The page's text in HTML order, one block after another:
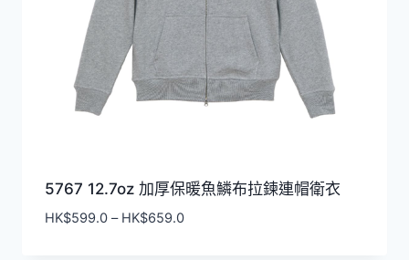
5767 12.7oz 加厚保暖魚鱗布拉鍊連帽衛衣
HK$599.0 – HK$659.0價